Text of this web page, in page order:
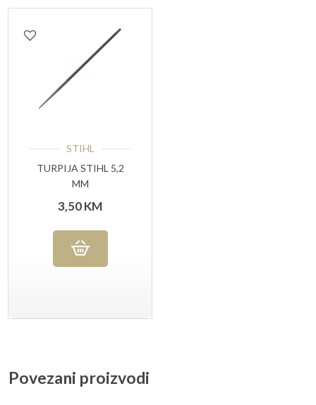
STIHL
TURPIJA STIHL 5,2
MM
3,50KM
Povezani proizvodi